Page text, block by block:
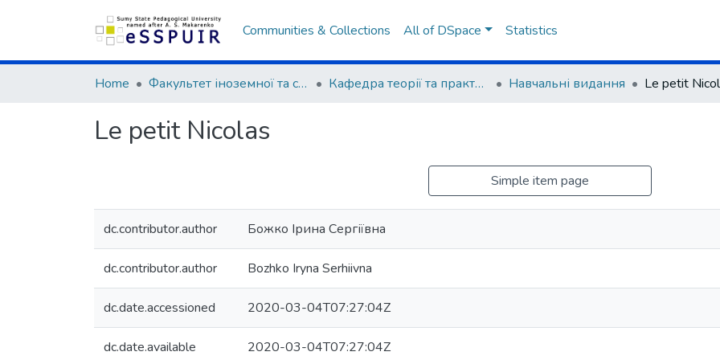
Communities & Collections All of DSpace Statistics
Home Факультет іноземної та слов’янської філології Кафедра теорії та практики романо-германських мов Навчальні видання Le petit
Le petit Nicolas
Simple item page
dc.contributor.author Божко Ірина Сергіївна
dc.contributor.author Bozhko Iryna Serhiivna
dc.date.accessioned 2020-03-04T07:27:04Z
dc.date.available 2020-03-04T07:27:04Z